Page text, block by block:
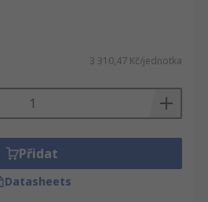
3 310,47 Kč/jednotka
Přidat
Datasheets